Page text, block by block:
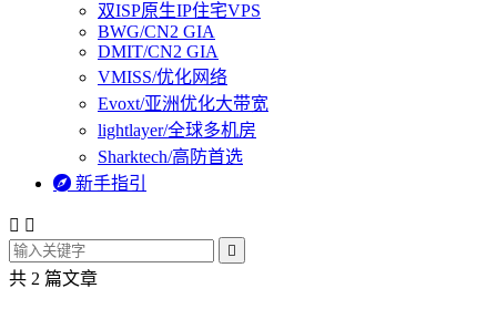
双ISP原生IP住宅VPS
BWG/CN2 GIA
DMIT/CN2 GIA
VMISS/优化网络
Evoxt/亚洲优化大带宽
lightlayer/全球多机房
Sharktech/高防首选
 新手指引
 

共 2 篇文章